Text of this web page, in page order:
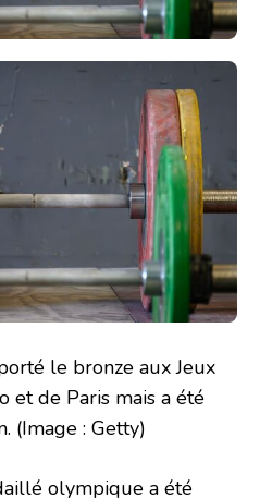
le bronze aux Jeux
et de Paris mais a été
(Image : Getty)
olympique a été